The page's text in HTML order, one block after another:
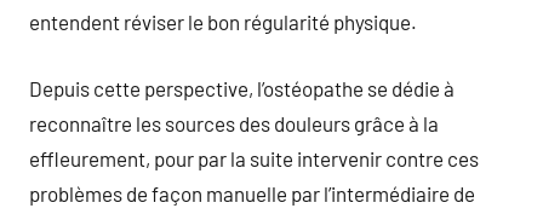
entendent réviser le bon régularité physique.
Depuis cette perspective, l’ostéopathe se dédie à
reconnaître les sources des douleurs grâce à la
effleurement, pour par la suite intervenir contre ces
problèmes de façon manuelle par l’intermédiaire de